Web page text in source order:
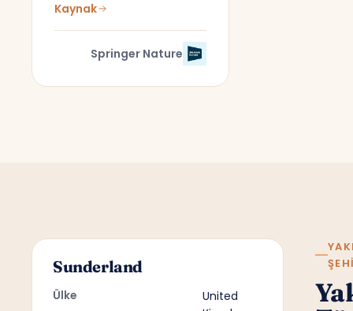
Kaynak
Springer Nature
Sunderland
Ülke
United